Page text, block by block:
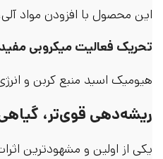
این محصول با افزودن مواد
تحریک فعالیت میکروبی مفید
هیومیک اسید منبع کربن و
ریشه‌دهی قوی‌تر،
یکی از اولین و مشهودترین